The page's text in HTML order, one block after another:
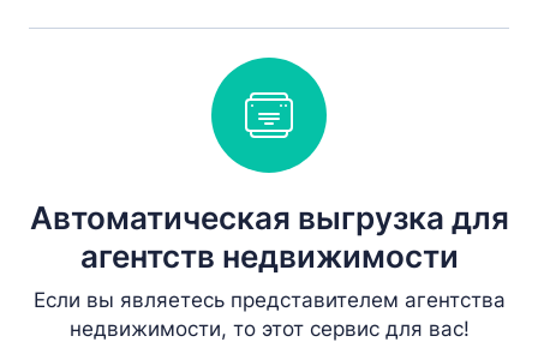
Автоматическая выгрузка для
агентств недвижимости
Если вы являетесь представителем агентства
недвижимости, то этот сервис для вас!